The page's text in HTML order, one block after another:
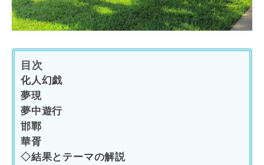
目次
化人幻戯
夢現
夢中遊行
邯鄲
華胥
◇結果とテーマの解説